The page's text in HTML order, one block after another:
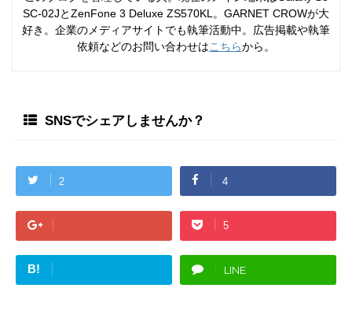
SC-02JとZenFone 3 Deluxe ZS570KL。GARNET CROWが大
好き。企業のメディアサイトでも執筆活動中。広告掲載や執筆
依頼などのお問い合わせはこちらから。
SNSでシェアしませんか？
2 4
5
B! LINE